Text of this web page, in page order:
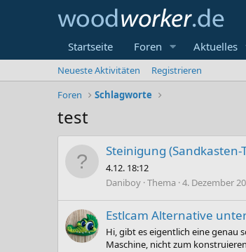
Startseite Foren Aktuelles
Neueste Aktivitäten
Registrieren
Foren
Schlagworte
test
Steinigung (Sandkasten-
4.12. 18:12
Daniboy Thema 4. Dezember
Estlcam Alternative
Hi, gibt es eigentlich eine genau
Maschine, nicht zum